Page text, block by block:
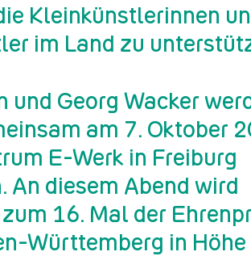
Kleinkünstlerinnen
im Land zu
und Georg Wacker
am 7. Oktober
E-Werk in Freiburg
An diesem Abend wird
16. Mal der
Württemberg in Höhe